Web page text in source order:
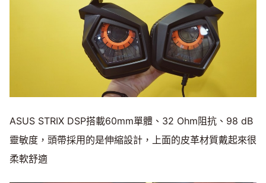
ASUS STRIX DSP搭載60mm單體、32 Ohm阻抗、98 dB
靈敏度，頭帶採用的是伸縮設計，上面的皮革材質戴起來很
柔軟舒適